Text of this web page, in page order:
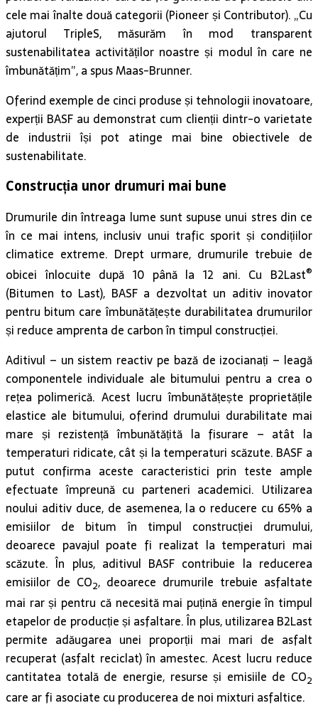
cele mai înalte două categorii (Pioneer și Contributor). „Cu
ajutorul TripleS, măsurăm în mod transparent
sustenabilitatea activităților noastre și modul în care ne
îmbunătățim”, a spus Maas-Brunner.
Oferind exemple de cinci produse și tehnologii inovatoare,
experții BASF au demonstrat cum clienții dintr-o varietate
de industrii își pot atinge mai bine obiectivele de
sustenabilitate.
Construcția unor drumuri mai bune
Drumurile din întreaga lume sunt supuse unui stres din ce
în ce mai intens, inclusiv unui trafic sporit și condițiilor
climatice extreme. Drept urmare, drumurile trebuie de
obicei înlocuite după 10 până la 12 ani. Cu B2Last®
(Bitumen to Last), BASF a dezvoltat un aditiv inovator
pentru bitum care îmbunătățește durabilitatea drumurilor
și reduce amprenta de carbon în timpul construcției.
Aditivul – un sistem reactiv pe bază de izocianați – leagă
componentele individuale ale bitumului pentru a crea o
rețea polimerică. Acest lucru îmbunătățește proprietățile
elastice ale bitumului, oferind drumului durabilitate mai
mare și rezistență îmbunătățită la fisurare – atât la
temperaturi ridicate, cât și la temperaturi scăzute. BASF a
putut confirma aceste caracteristici prin teste ample
efectuate împreună cu parteneri academici. Utilizarea
noului aditiv duce, de asemenea, la o reducere cu 65% a
emisiilor de bitum în timpul construcției drumului,
deoarece pavajul poate fi realizat la temperaturi mai
scăzute. În plus, aditivul BASF contribuie la reducerea
emisiilor de CO2, deoarece drumurile trebuie asfaltate
mai rar și pentru că necesită mai puțină energie în timpul
etapelor de producție și asfaltare. În plus, utilizarea B2Last
permite adăugarea unei proporții mai mari de asfalt
recuperat (asfalt reciclat) în amestec. Acest lucru reduce
cantitatea totală de energie, resurse și emisiile de CO2
care ar fi asociate cu producerea de noi mixturi asfaltice.